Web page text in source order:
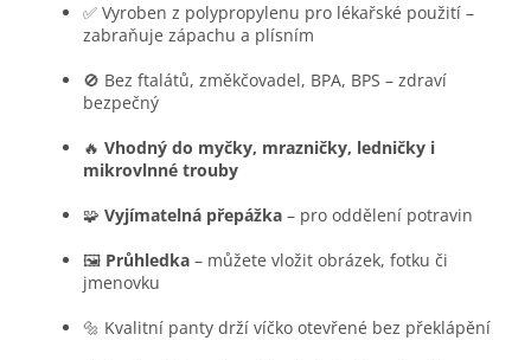
✅ Vyroben z polypropylenu pro lékařské použití –
zabraňuje zápachu a plísním
🚫 Bez ftalátů, změkčovadel, BPA, BPS – zdraví
bezpečný
🔥 Vhodný do myčky, mrazničky, ledničky i
mikrovlnné trouby
🧩 Vyjímatelná přepážka – pro oddělení potravin
🖼️ Průhledka – můžete vložit obrázek, fotku či
jmenovku
🔩 Kvalitní panty drží víčko otevřené bez překlápění